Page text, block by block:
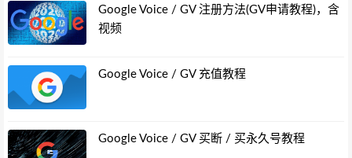
Google Voice / GV 注册方法(GV申请教程)，含
视频
Google Voice / GV 充值教程
Google Voice / GV 买断 / 买永久号教程